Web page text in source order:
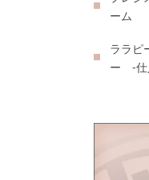
ーム
ララピ
ー -仕